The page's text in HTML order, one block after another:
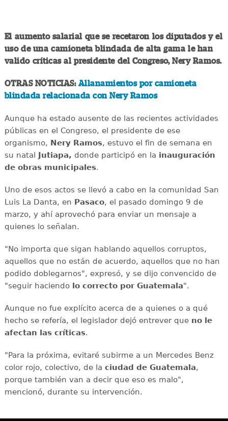
El aumento salarial que se recetaron los diputados y el
uso de una camioneta blindada de alta gama le han
valido críticas al presidente del Congreso, Nery Ramos.
OTRAS NOTICIAS: Allanamientos por camioneta
blindada relacionada con Nery Ramos
Aunque ha estado ausente de las recientes actividades
públicas en el Congreso, el presidente de ese
organismo, Nery Ramos, estuvo el fin de semana en
su natal Jutiapa, donde participó en la inauguración
de obras municipales.
Uno de esos actos se llevó a cabo en la comunidad San
Luis La Danta, en Pasaco, el pasado domingo 9 de
marzo, y ahí aprovechó para enviar un mensaje a
quienes lo señalan.
"No importa que sigan hablando aquellos corruptos,
aquellos que no están de acuerdo, aquellos que no han
podido doblegarnos", expresó, y se dijo convencido de
"seguir haciendolo correcto por Guatemala".
Aunque no fue explícito acerca de a quienes o a qué
hecho se refería, el legislador dejó entrever que no le
afectan las críticas.
"Para la próxima, evitaré subirme a un Mercedes Benz
color rojo, colectivo, de la ciudad de Guatemala,
porque también van a decir que eso es malo",
mencionó, durante su intervención.